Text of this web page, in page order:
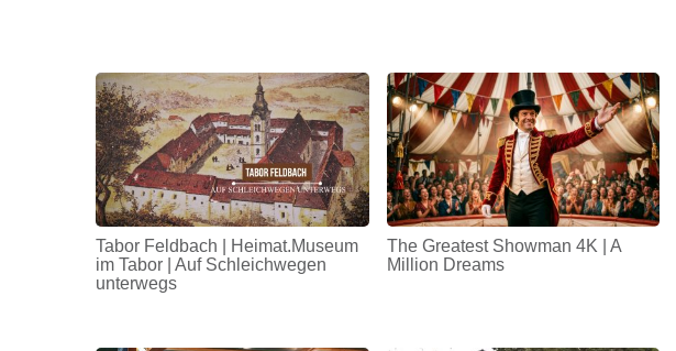
Tabor Feldbach | Heimat.Museum
im Tabor | Auf Schleichwegen
unterwegs
The Greatest Showman 4K | A
Million Dreams